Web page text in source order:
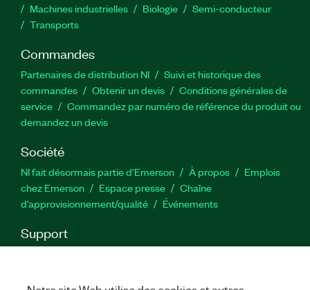
Machines industrielles
Biologie
Semi-conducteur
Transports
Commandes
Partenaires de distribution NI
Suivi et historique des
commandes
Obtenir un devis
Conditions générales de
service
Commandez par numéro de référence du produit ou
demandez un devis
Société
NI fait désormais partie d'Emerson À propos
Emplois
chez Emerson
Espace presse
Chaîne
d’approvisionnement/qualité
Événements
Support
service
Commentaires sur le site